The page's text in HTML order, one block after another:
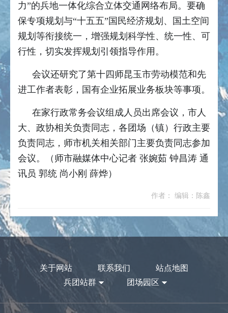
力”的兵地一体化综合立体交通网络布局。要确
保专项规划与“十五五”国民经济规划、国土空间
规划等衔接统一，增强规划科学性、统一性、可
行性，切实发挥规划引领指导作用。
会议还研究了第十四师昆玉市劳动模范和先
进工作者表彰，国有企业拓展业务板块等事项。
在家行政常务会议组成人员出席会议，市人
大、政协相关负责同志，各团场（镇）行政主要
负责同志，师市机关相关部门主要负责同志参加
会议。（师市融媒体中心记者 张婉茹 钟昌涛 通
讯员 郭统 尚小刚 薛烨）
作者： 编辑：陈鑫
关于网站 联系我们
站点地图
兵团站群
团场园区